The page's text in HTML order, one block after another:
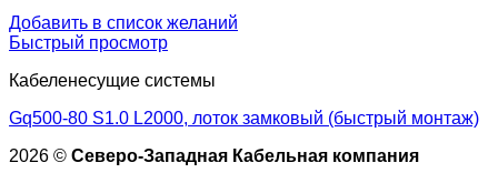
Добавить в список желаний
Быстрый просмотр
Кабеленесущие системы
Gq500-80 S1.0 L2000, лоток замковый (быстрый монтаж)
2026 © Северо-Западная Кабельная компания